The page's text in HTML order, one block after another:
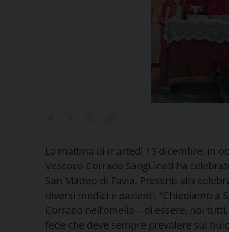
La mattina di martedì 13 dicembre, in
Vescovo Corrado Sanguineti ha
San Matteo di Pavia. Presenti alla
diversi medici e pazienti. “Chiediamo a
Corrado nell’omelia – di essere, noi
fede che deve sempre prevalere sul